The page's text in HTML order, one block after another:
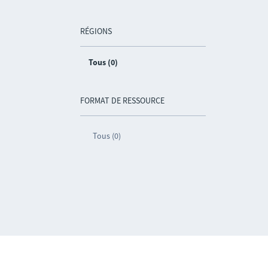
RÉGIONS
Tous (0)
FORMAT DE RESSOURCE
Tous (0)